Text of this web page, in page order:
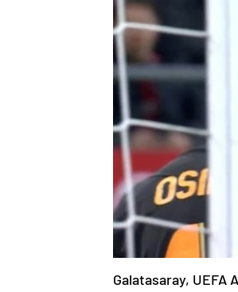
Galatasaray, UEFA